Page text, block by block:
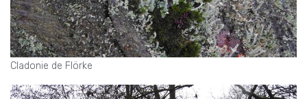
Cladonie de Flörke